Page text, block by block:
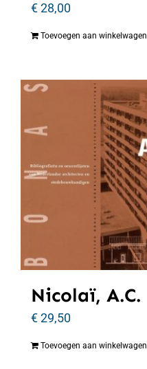
€28,00
Toevoegen aan winkelwagen
Nicolaï, A.C.
€29,50
Toevoegen aan winkelwagen